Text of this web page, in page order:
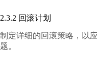
2.3.2 回滚计划
制定详细的回滚策略，以
题。